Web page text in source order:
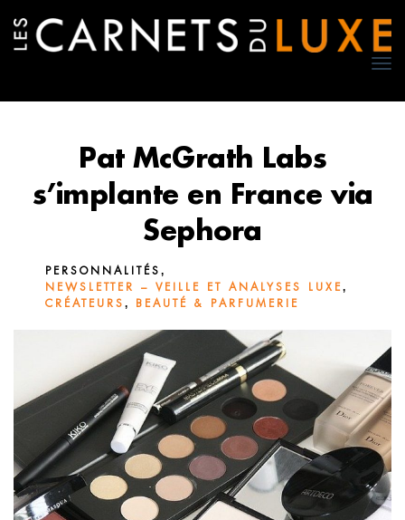
Pat McGrath Labs
s’implante en France via
Sephora
PERSONNALITÉS ,
NEWSLETTER – VEILLE ET ANALYSES LUXE,
CRÉATEURS , BEAUTÉ & PARFUMERIE